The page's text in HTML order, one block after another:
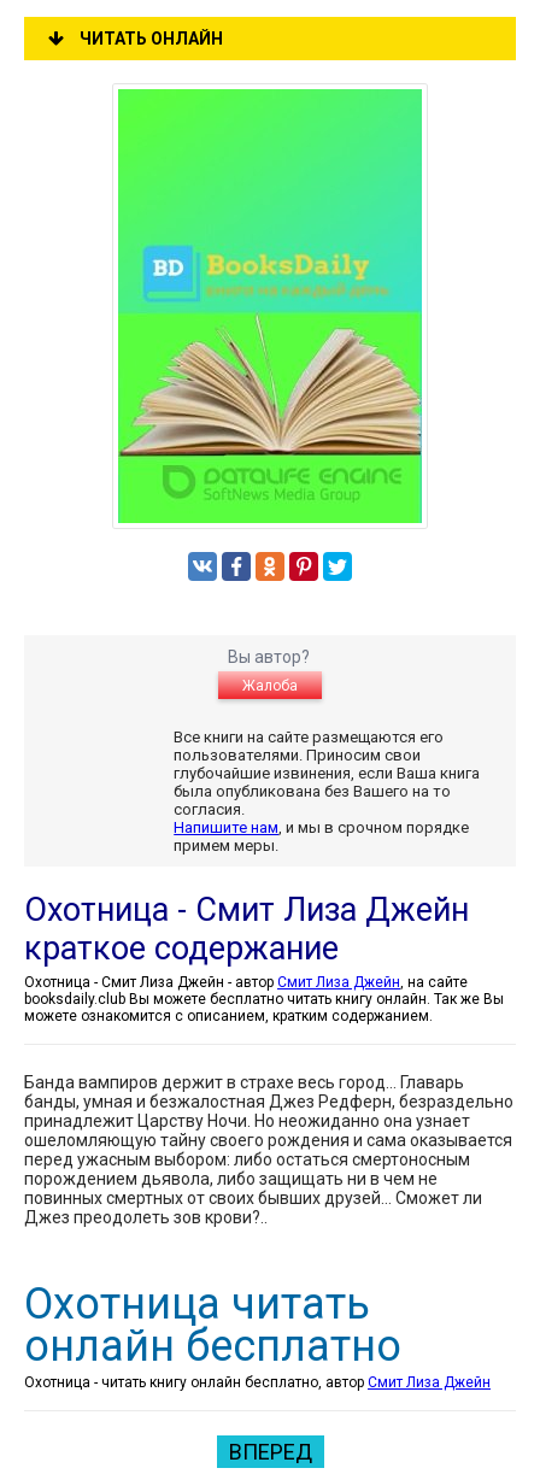
ЧИТАТЬ ОНЛАЙН
Вы автор?
Жалоба
Все книги на сайте размещаются его
пользователями. Приносим свои
глубочайшие извинения, если Ваша книга
была опубликована без Вашего на то
согласия.
Напишите нам, и мы в срочном порядке
примем меры.
Охотница - Смит Лиза Джейн
краткое содержание
Охотница - Смит Лиза Джейн - автор Смит Лиза Джейн, на сайте
booksdaily.club Вы можете бесплатно читать книгу онлайн. Так же Вы
можете ознакомится с описанием, кратким содержанием.
Банда вампиров держит в страхе весь город… Главарь
банды, умная и безжалостная Джез Редферн, безраздельно
принадлежит Царству Ночи. Но неожиданно она узнает
ошеломляющую тайну своего рождения и сама оказывается
перед ужасным выбором: либо остаться смертоносным
порождением дьявола, либо защищать ни в чем не
повинных смертных от своих бывших друзей… Сможет ли
Джез преодолеть зов крови?..
Охотница читать
онлайн бесплатно
Охотница - читать книгу онлайн бесплатно, автор Смит Лиза Джейн
ВПЕРЕД